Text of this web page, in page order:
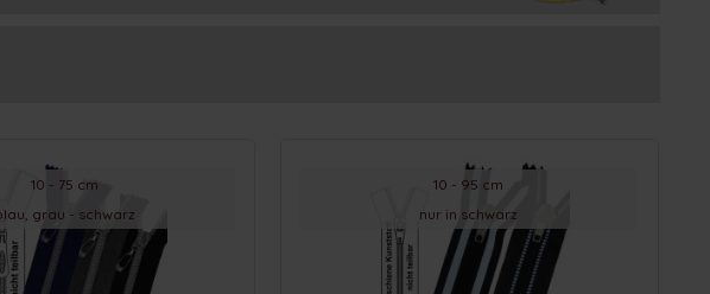
10 - 75 cm
grau - schwarz
10 - 95 cm
nur in schwarz